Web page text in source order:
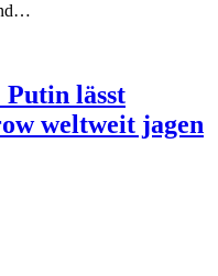
Putin lässt
weltweit jagen